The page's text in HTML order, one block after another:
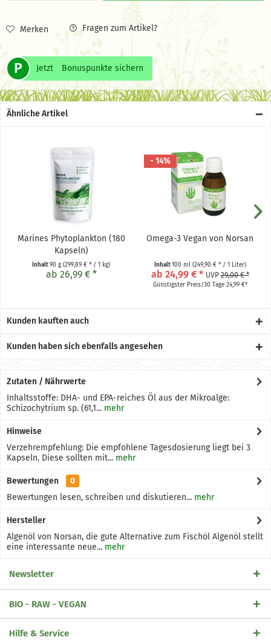
Merken Fragen zum Artikel?
P Jetzt Bonuspunkte sichern
Ähnliche Artikel
Marines Phytoplankton (180
Kapseln)
Inhalt90 g (299,89 € * / 1 kg)
ab 26,99 € *
- 14%
Omega-3 Vegan von Norsan
Inhalt100 ml (249,90 € * / 1 Liter)
ab 24,99 € * UVP29,00 € *
Günstigster Preis/30 Tage 24,99 €*
Kunden kauften auch
Kunden haben sich ebenfalls angesehen
Zutaten / Nährwerte
Inhaltsstoffe: DHA- und EPA-reiches Öl aus der Mikroalge:
Schizochytrium sp. (61,1... mehr
Hinweise
Verzehrempfehlung: Die empfohlene Tagesdosierung liegt bei 3
Kapseln. Diese sollten mit... mehr
Bewertungen
0
Bewertungen lesen, schreiben und diskutieren... mehr
Hersteller
Algenöl von Norsan, die gute Alternative zum Fischöl Algenöl stellt
eine interessante neue... mehr
Newsletter
BIO - RAW - VEGAN
Hilfe & Service